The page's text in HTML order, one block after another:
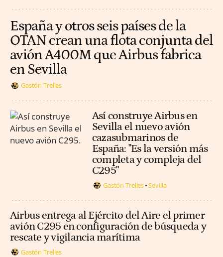
España y otros seis países de la
OTAN crean una flota conjunta del
avión A400M que Airbus fabrica
en Sevilla
Gastón Trelles
Así construye Airbus en
Sevilla el nuevo avión
cazasubmarinos de
España: "Es la versión más
completa y compleja del
C295"
Gastón Trelles Sevilla
Airbus entrega al Ejército del Aire el primer
avión C295 en configuración de búsqueda y
rescate y vigilancia marítima
Gastón Trelles